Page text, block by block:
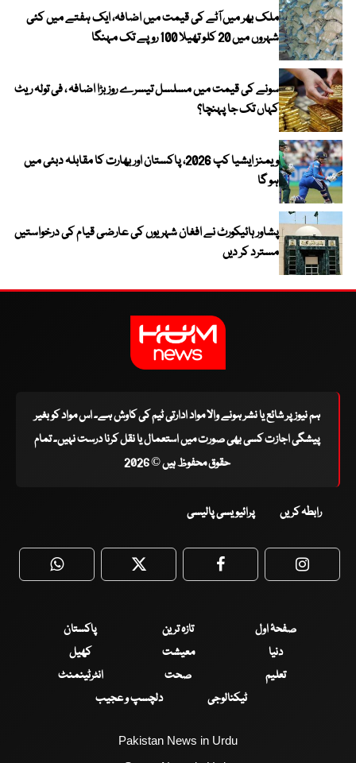
ملک بھر میں آٹے کی قیمت میں اضافہ، ایک ہفتے میں کئی
شہروں میں 20 کلو تھیلا 100 روپے تک مہنگا
سونے کی قیمت میں مسلسل تیسرے روز بڑا اضافہ ، فی تولہ ریٹ
کہاں تک جا پہنچا؟
ویمنز ایشیا کپ 2026، پاکستان اور بھارت کا مقابلہ دبئی میں
ہو گا
پشاور ہائیکورٹ نے افغان شہریوں کی عارضی قیام کی درخواستیں
مسترد کر دیں
ہم نیوز پر شائع یا نشر ہونے والا مواد ادارتی ٹیم کی کاوش ہے۔ اس مواد کو بغیر
پیشگی اجازت کسی بھی صورت میں استعمال یا نقل کرنا درست نہیں۔ تمام
حقوق محفوظ ہیں © 2026
رابطہ کریں پرائیویسی پالیسی
WhatsApp Twitter Facebook
صفحۂ اول تازہ ترین
پاکستان
دنیا
معیشت
کھیل
تعلیم
صحت
انٹرٹینمنٹ
ٹیکنالوجی
دلچسپ و عجیب
Pakistan News in Urdu